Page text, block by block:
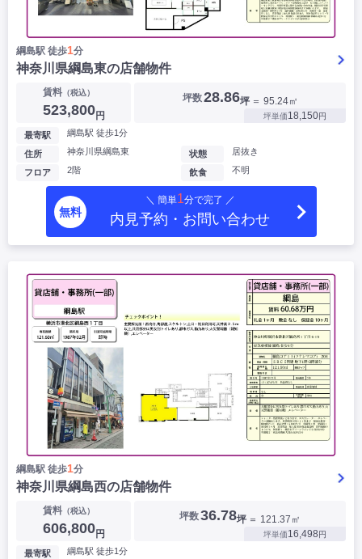
綱島駅 徒歩1分
神奈川県綱島東の店舗物件
賃料（税込）
523,800円
坪数28.86坪 ＝ 95.24㎡
坪単価18,150円
最寄駅 綱島駅 徒歩1分
住所 神奈川県綱島東
フロア 2階
状態 居抜き
飲食 不明
無料
＼ 簡単1分で完了 ／
内見予約・お問い合わせ
綱島駅 徒歩1分
神奈川県綱島西の店舗物件
賃料（税込）
606,800円
坪数36.78坪 ＝ 121.37㎡
坪単価16,498円
最寄駅 綱島駅 徒歩1分